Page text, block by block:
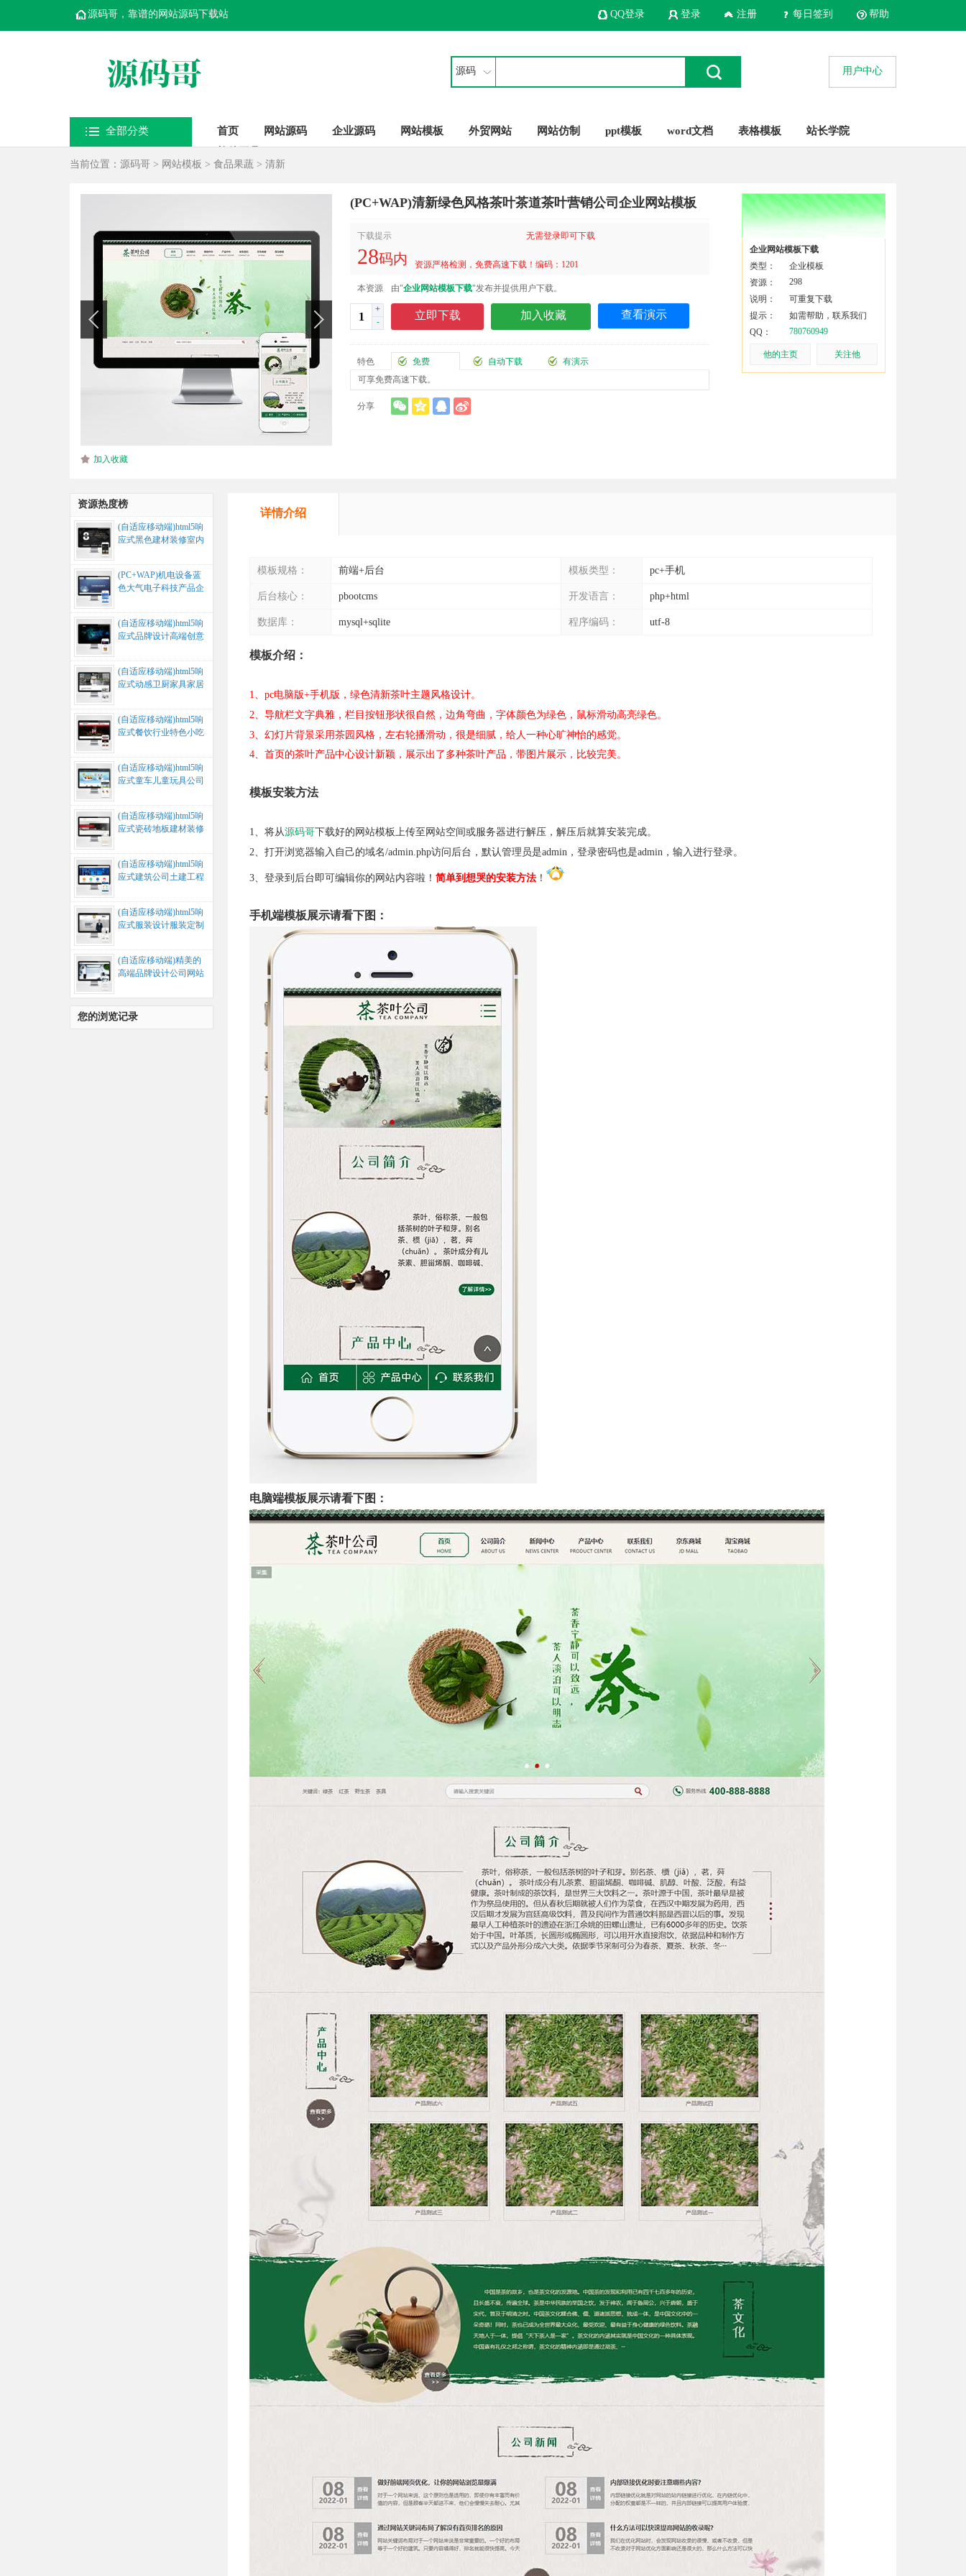
源码哥，靠谱的网站源码下载站 帮助
每日签到
注册
登录
QQ登录
源码 用户中心
全部分类 首页 网站源码 企业源码 网站模板 外贸网站 网站仿制 ppt模板 word文档 表格模板
站长学院
当前位置： 源码哥 > 网站模板 > 食品果蔬 > 清新
加入收藏
(PC+WAP)清新绿色风格茶叶茶道茶叶营销公司企业网站模板
下载提示 无需登录即可下载
28码内 资源严格检测，免费高速下载！编码：1201
本资源 由"企业网站模板下载"发布并提供用户下载。
+
-
立即下载 加入收藏 查看演示
特色 免费 自动下载
有演示
可享免费高速下载。
分享
企业网站模板下载
类型：
企业模板
资源：
298
说明：
可重复下载
提示：
如需帮助，联系我们
QQ：
780760949
他的主页 关注他
资源热度榜
(自适应移动端)html5响
应式黑色建材装修室内
公...
(PC+WAP)机电设备蓝
色大气电子科技产品企
(自适应移动端)html5响
应式品牌设计高端创意
(自适应移动端)html5响
应式动感卫厨家具家居
模...
(自适应移动端)html5响
应式餐饮行业特色小吃
板...
(自适应移动端)html5响
应式童车儿童玩具公司
(自适应移动端)html5响
应式瓷砖地板建材装修
(自适应移动端)html5响
应式建筑公司土建工程
模...
(自适应移动端)html5响
应式服装设计服装定制
(自适应移动端)精美的
高端品牌设计公司网站
您的浏览记录
详情介绍
模板规格： 前端+后台 模板类型： pc+手机
后台核心： pbootcms 开发语言： php+html
数据库： mysql+sqlite 程序编码： utf-8
模板介绍：
1、pc电脑版+手机版，绿色清新茶叶主题风格设计。
2、导航栏文字典雅，栏目按钮形状很自然，边角弯曲，字体颜色为绿色，鼠标滑动高亮绿色。
3、幻灯片背景采用茶园风格，左右轮播滑动，很是细腻，给人一种心旷神怡的感觉。
4、首页的茶叶产品中心设计新颖，展示出了多种茶叶产品，带图片展示，比较完美。
模板安装方法
1、将从源码哥下载好的网站模板上传至网站空间或服务器进行解压，解压后就算安装完成。
2、打开浏览器输入自己的域名/admin.php访问后台，默认管理员是admin，登录密码也是admin，输入进行登录。
3、登录到后台即可编辑你的网站内容啦！ 简单到想哭的安装方法 ！
手机端模板展示请看下图：
电脑端模板展示请看下图：